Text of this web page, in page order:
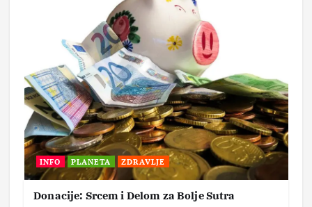
INFO PLANETA ZDRAVLJE
Donacije: Srcem i Delom za Bolje Sutra